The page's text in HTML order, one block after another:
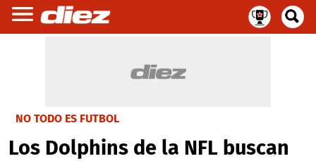
NO TODO ES FUTBOL
Los Dolphins de la NFL buscan